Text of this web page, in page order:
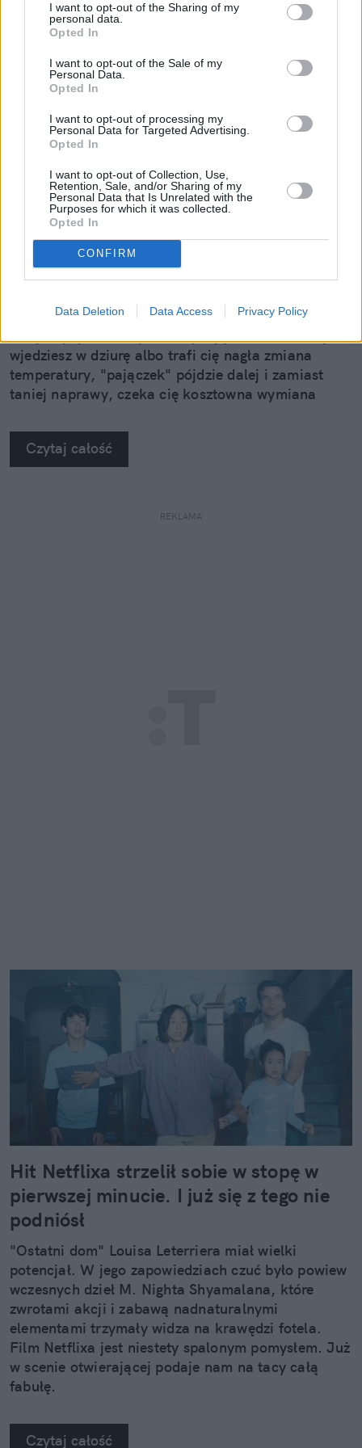
I want to opt-out of the Sharing of my
personal data.
Opted In
I want to opt-out of the Sale of my
Personal Data.
Opted In
I want to opt-out of processing my
Personal Data for Targeted Advertising.
Opted In
I want to opt-out of Collection, Use,
Retention, Sale, and/or Sharing of my
Personal Data that Is Unrelated with the
Purposes for which it was collected.
Opted In
CONFIRM
Data Deletion Data Access Privacy Policy
Mały odprysk to wielki problem.
Pojechałem sprawdzić, jak w 30 minut
uratować szybę (i portfel)
Wydaje ci się, że to tylko mała kropka na szkle? "E
tam, nie widać, pojeżdżę tak jeszcze sezon" – myśli
pogadałem z ekspertem. Prawda jest taka, że ten
wjedziesz w dziurę albo trafi cię nagła zmiana
temperatury, "pajączek" pójdzie dalej i zamiast
taniej naprawy, czeka cię kosztowna wymiana
na własne oczy zobaczyć, jak profesjonaliści radzą
sobie z takimi uszkodzeniami.
Czytaj całość
REKLAMA
Hit Netflixa strzelił sobie w stopę w
pierwszej minucie. I już się z tego nie
podniósł
"Ostatni dom" Louisa Leterriera miał wielki
potencjał. W jego zapowiedziach czuć było powiew
wczesnych dzieł M. Nighta Shyamalana, które
zwrotami akcji i zabawą nadnaturalnymi
elementami trzymały widza na krawędzi fotela.
Film Netflixa jest niestety spalonym pomysłem. Już
w scenie otwierającej podaje nam na tacy całą
fabułę.
Czytaj całość